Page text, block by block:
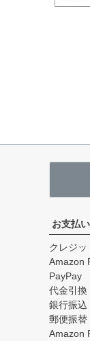
お支払
クレジッ
Amazon
PayPay
代金引換
銀行振込
郵便振替
Amazon